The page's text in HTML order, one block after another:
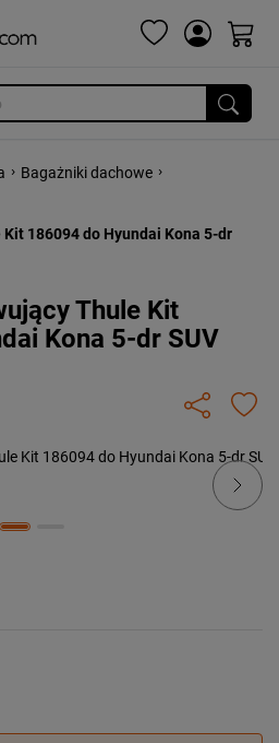
› Bagażniki dachowe ›
186094 do Hyundai Kona 5-dr
Thule Kit
Kona 5-dr SUV
Next